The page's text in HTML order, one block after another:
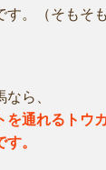
す。（そもそ
ら、
を通れるトウ
。